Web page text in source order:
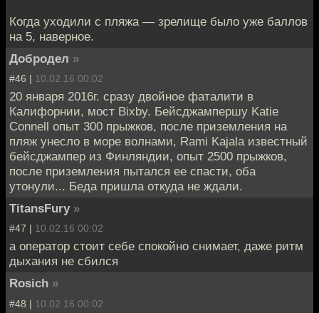
Когда уходили с пляжа — зрелище было уже баллов
на 5, наверное.
Добродел »
#46 | 10.02.16 00:02
20 января 2016г. сразу двойное фаталити в
Калифорнии, мост Bixby. Бейсджампершу Katie
Connell опыт 300 прыжков, после приземления на
пляж унесло в море волнами, Rami Kajala известный
бейсджампер из Финляндии, опыт 2500 прыжков,
после приземления пытался ее спасти, оба
утонули... Беда пришла откуда не ждали.
TitansFury »
#47 | 10.02.16 00:02
а оператор стоит себе спокойно снимает, даже ритм
дыхания не сбился
Rosich »
#48 | 10.02.16 00:02